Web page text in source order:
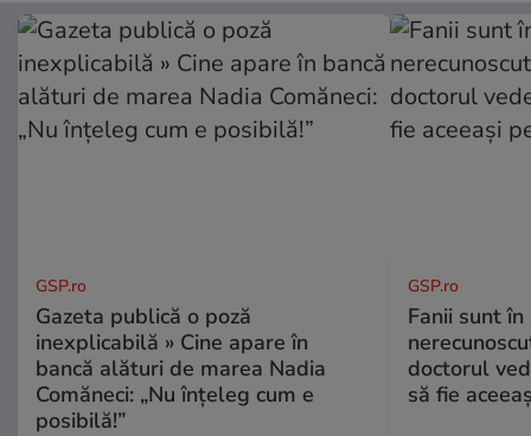
GSP.ro
Gazeta publică o poză
inexplicabilă » Cine apare în
bancă alături de marea Nadia
Comăneci: „Nu înțeleg cum e
posibilă!”
GSP.ro
Fanii sunt în
doctorul
să fie